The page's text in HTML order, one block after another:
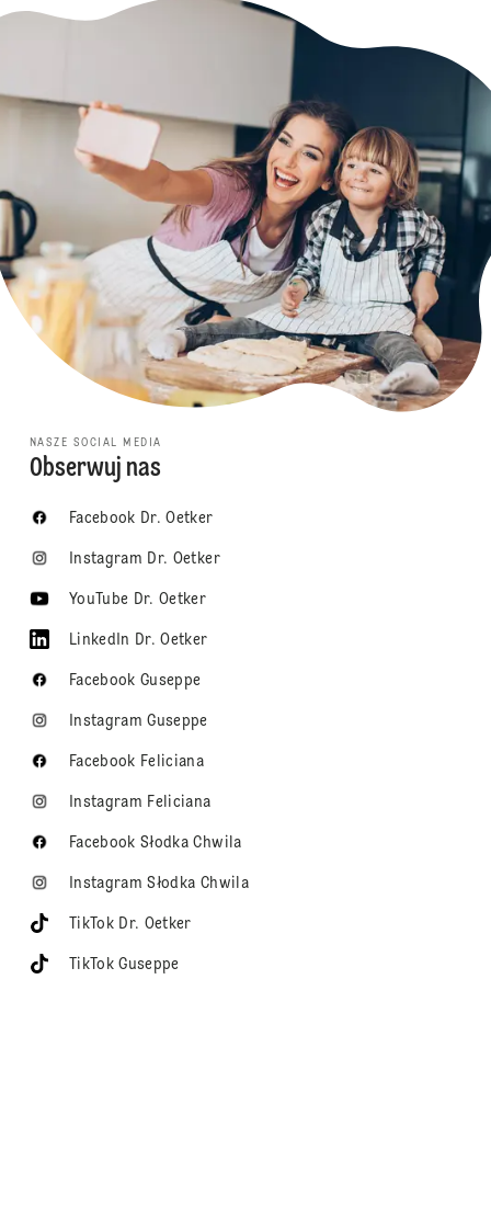
NASZE SOCIAL MEDIA
Obserwuj nas
Facebook Dr. Oetker
Instagram Dr. Oetker
YouTube Dr. Oetker
LinkedIn Dr. Oetker
Facebook Guseppe
Instagram Guseppe
Facebook Feliciana
Instagram Feliciana
Facebook Słodka Chwila
Instagram Słodka Chwila
TikTok Dr. Oetker
TikTok Guseppe